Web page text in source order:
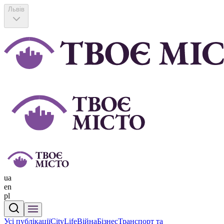
Львів
ua
en
pl
Усі публікаціїCityLifeВійнаБізнесТранспорт та